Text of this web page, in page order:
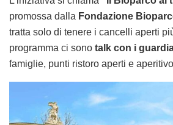
promossa dalla Fondazione
tratta solo di tenere i cancelli aperti
programma ci sono talk con i
famiglie, punti ristoro aperti e aperitivo